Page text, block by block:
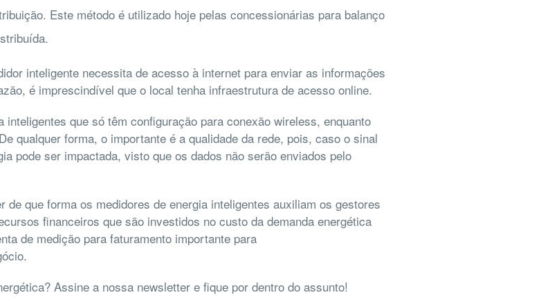
Este método é utilizado hoje pelas concessionárias para balanço
inteligente necessita de acesso à internet para enviar as informações
é imprescindível que o local tenha infraestrutura de acesso online.
que só têm configuração para conexão wireless, enquanto
qualquer forma, o importante é a qualidade da rede, pois, caso o sinal
pode ser impactada, visto que os dados não serão enviados pelo
que forma os medidores de energia inteligentes auxiliam os gestores
financeiros que são investidos no custo da demanda energética
de medição para faturamento importante para
Assine a nossa newsletter e fique por dentro do assunto!